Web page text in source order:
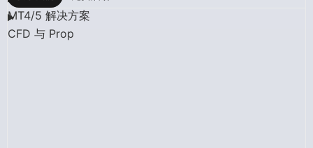
MT4/5 解决方案
CFD 与 Prop